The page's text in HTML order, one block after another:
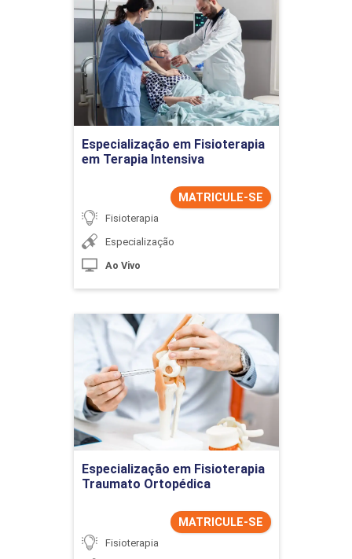
Especialização em Fisioterapia
em Terapia Intensiva
MATRICULE-SE
Fisioterapia
Especialização
Ao Vivo
Especialização em
Fisioterapia em Terapia
Intensiva
Detalhes do curso
Especialização em Fisioterapia
Traumato Ortopédica
MATRICULE-SE
Fisioterapia
Especialização em
Fisioterapia Traumato
Ortopédica
Detalhes do curso